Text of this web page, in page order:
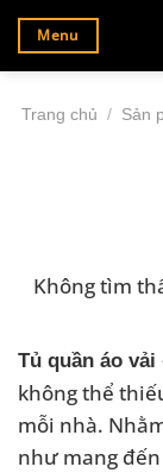
Bỏ
qua
nội
dung
Menu
Trang chủ / Sản
Không tìm
Tủ quần áo vải
không thể
mỗi nhà.
như mang